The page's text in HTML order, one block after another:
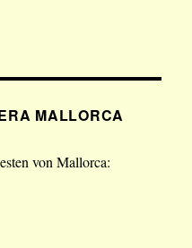
MALLORCA
von Mallorca: